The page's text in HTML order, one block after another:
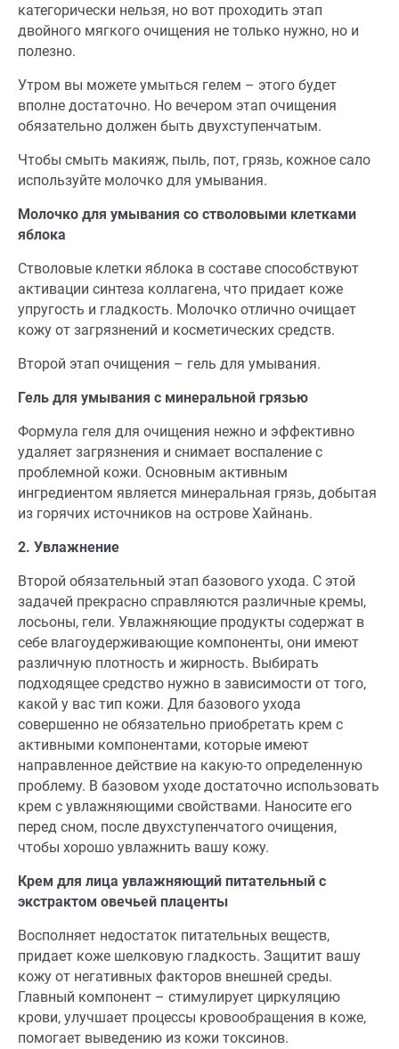
категорически нельзя, но вот проходить этап
двойного мягкого очищения не только нужно, но и
полезно.
Утром вы можете умыться гелем – этого будет
вполне достаточно. Но вечером этап очищения
обязательно должен быть двухступенчатым.
Чтобы смыть макияж, пыль, пот, грязь, кожное сало
используйте молочко для умывания.
Молочко для умывания со стволовыми клетками
яблока
Стволовые клетки яблока в составе способствуют
активации синтеза коллагена, что придает коже
упругость и гладкость. Молочко отлично очищает
кожу от загрязнений и косметических средств.
Второй этап очищения – гель для умывания.
Гель для умывания с минеральной грязью
Формула геля для очищения нежно и эффективно
удаляет загрязнения и снимает воспаление с
проблемной кожи. Основным активным
ингредиентом является минеральная грязь, добытая
из горячих источников на острове Хайнань.
2. Увлажнение
Второй обязательный этап базового ухода. С этой
задачей прекрасно справляются различные кремы,
лосьоны, гели. Увлажняющие продукты содержат в
себе влагоудерживающие компоненты, они имеют
различную плотность и жирность. Выбирать
подходящее средство нужно в зависимости от того,
какой у вас тип кожи. Для базового ухода
совершенно не обязательно приобретать крем с
активными компонентами, которые имеют
направленное действие на какую-то определенную
проблему. В базовом уходе достаточно использовать
крем с увлажняющими свойствами. Наносите его
перед сном, после двухступенчатого очищения,
чтобы хорошо увлажнить вашу кожу.
Крем для лица увлажняющий питательный с
экстрактом овечьей плаценты
Восполняет недостаток питательных веществ,
придает коже шелковую гладкость. Защитит вашу
кожу от негативных факторов внешней среды.
Главный компонент – стимулирует циркуляцию
крови, улучшает процессы кровообращения в коже,
помогает выведению из кожи токсинов.